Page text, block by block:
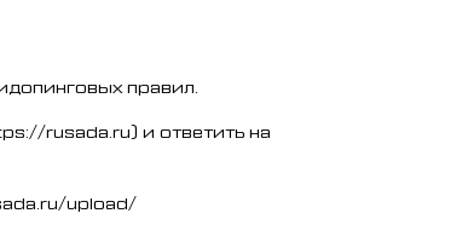
правил.
rusada.ru) и ответить на
upload/